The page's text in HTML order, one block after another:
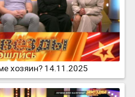
хозяин? 14.11.2025